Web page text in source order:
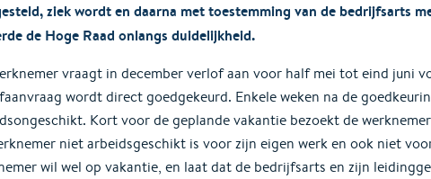
ziek wordt en daarna met toestemming van de bedrijfsarts
de Hoge Raad onlangs duidelijkheid.
vraagt in december verlof aan voor half mei tot eind juni
wordt direct goedgekeurd. Enkele weken na de
Kort voor de geplande vakantie bezoekt de
niet arbeidsgeschikt is voor zijn eigen werk en ook niet
wil wel op vakantie, en laat dat de bedrijfsarts en zijn